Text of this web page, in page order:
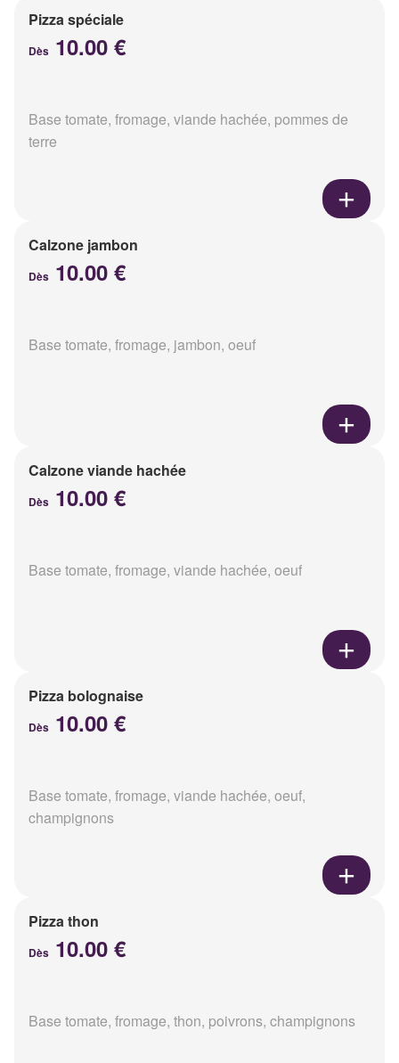
Pizza spéciale
Dès 10.00 €
Base tomate, fromage, viande hachée, pommes de
terre
Calzone jambon
Dès 10.00 €
Base tomate, fromage, jambon, oeuf
Calzone viande hachée
Dès 10.00 €
Base tomate, fromage, viande hachée, oeuf
Pizza bolognaise
Dès 10.00 €
Base tomate, fromage, viande hachée, oeuf,
champignons
Pizza thon
Dès 10.00 €
Base tomate, fromage, thon, poivrons, champignons